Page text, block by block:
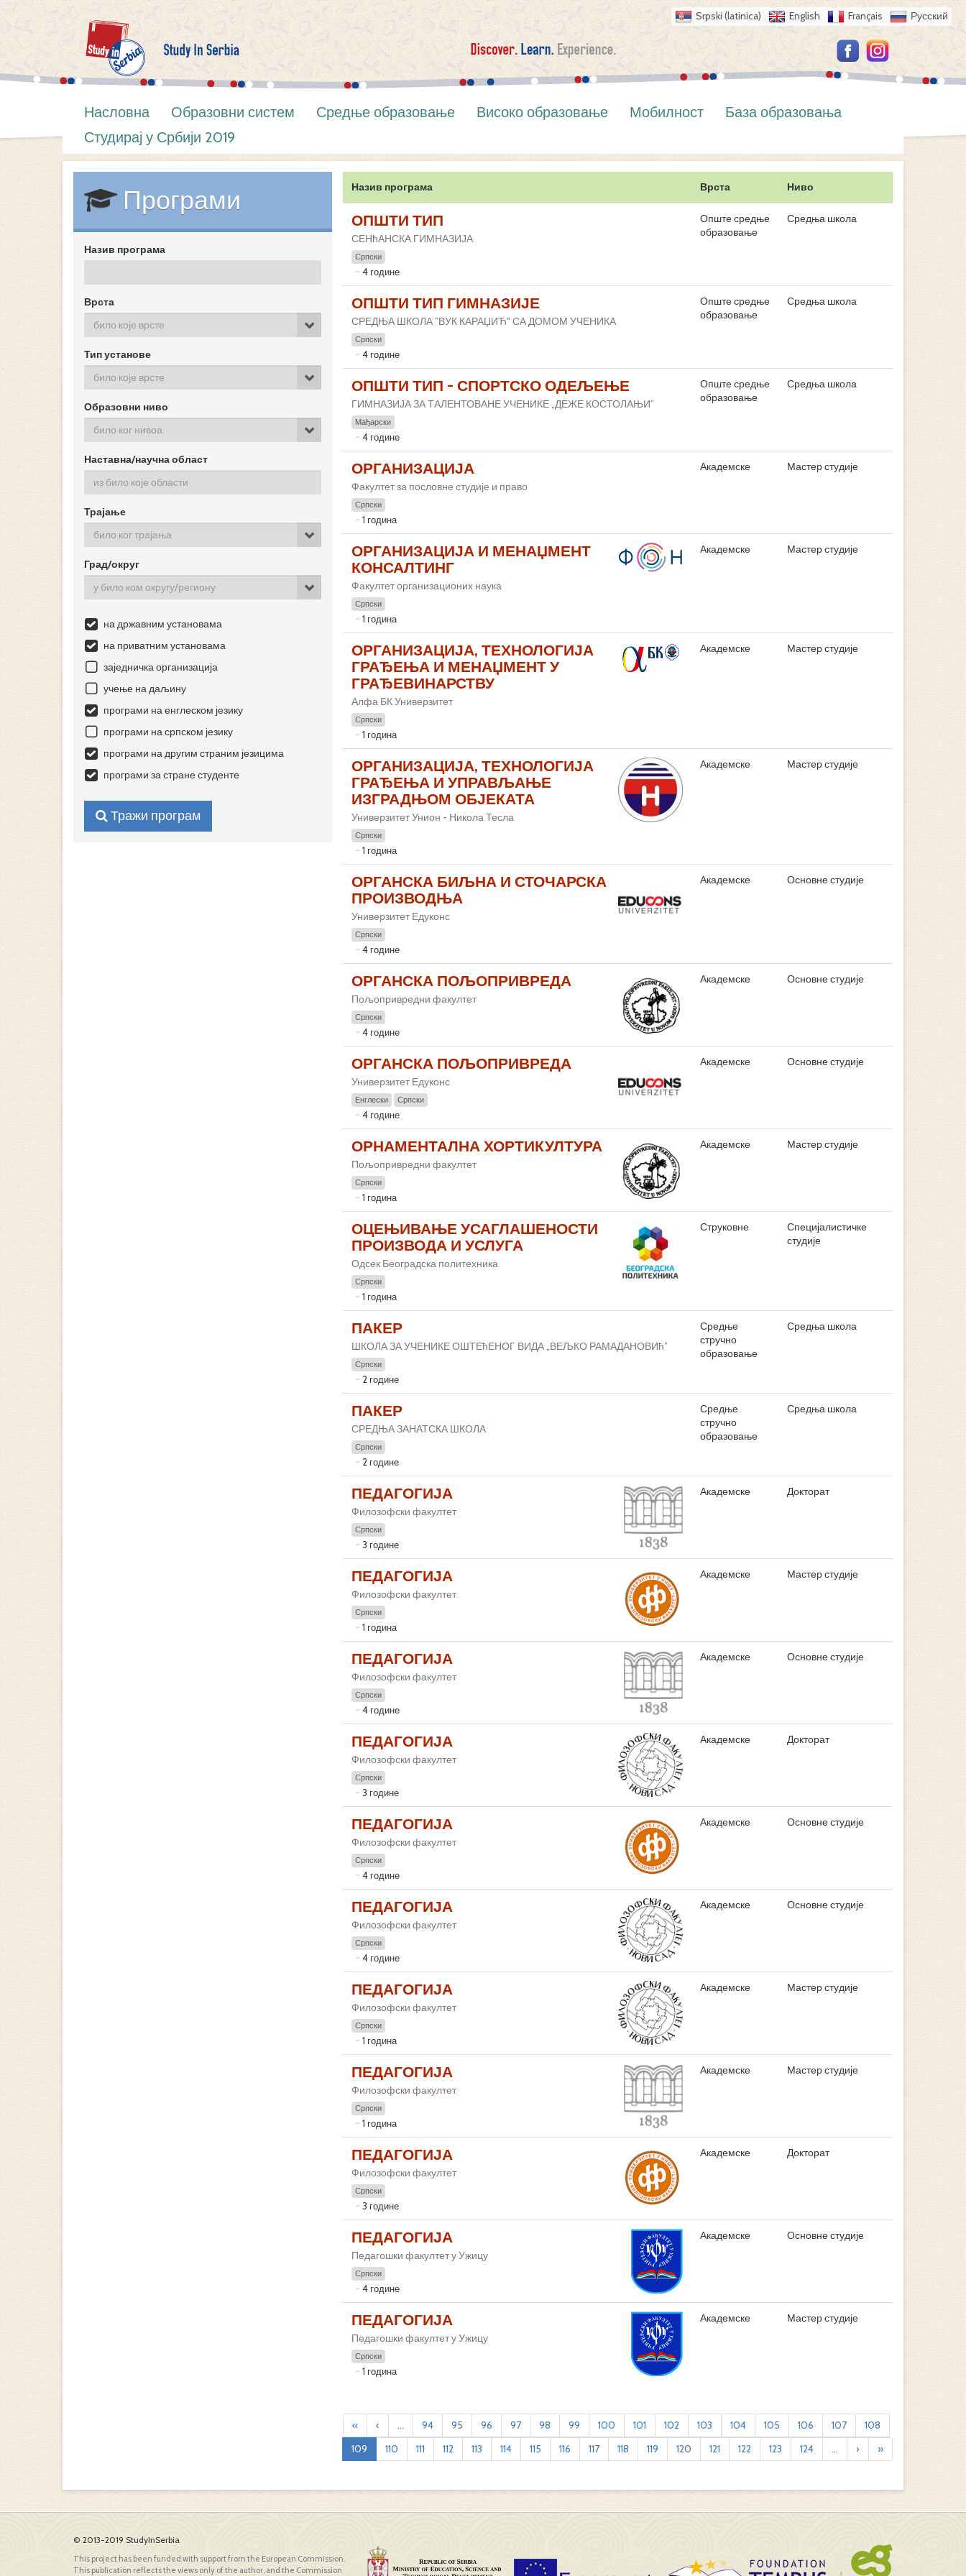
Srpski (latinica) English Français Русский
Насловна Образовни систем Средње образовање Високо образовање Мобилност
База образовања
Студирај у Србији 2019
Програми
Назив програма
Врста
било које врсте
Тип установе
било које врсте
Образовни ниво
било ког нивоа
Наставна/научна област
Трајање
било ког трајања
Град/округ
у било ком округу/региону
на државним установама
на приватним установама
заједничка организација
учење на даљину
програми на енглеском језику
програми на српском језику
програми на другим страним језицима
програми за стране студенте
Тражи програм
Назив програма Врста Ниво
ОПШТИ ТИП
СЕНћАНСКА ГИМНАЗИЈА
Српски
4 године
Опште средње
образовање
Средња школа
ОПШТИ ТИП ГИМНАЗИЈЕ
СРЕДЊА ШКОЛА ”ВУК КАРАЏИЋ" СА ДОМОМ УЧЕНИКА
Српски
4 године
Опште средње
образовање
Средња школа
ОПШТИ ТИП - СПОРТСКО ОДЕЉЕЊЕ
ГИМНАЗИЈА ЗА ТАЛЕНТОВАНЕ УЧЕНИКЕ „ДЕЖЕ КОСТОЛАЊИ”
Мађарски
4 године
Опште средње
образовање
Средња школа
ОРГАНИЗАЦИЈА
Факултет за пословне студије и право
Српски
1 година
Академске Мастер студије
ОРГАНИЗАЦИЈА И МЕНАЏМЕНТ
КОНСАЛТИНГ
Факултет организационих наука
Српски
1 година
Академске Мастер студије
ОРГАНИЗАЦИЈА, ТЕХНОЛОГИЈА
ГРАЂЕЊА И МЕНАЏМЕНТ У
ГРАЂЕВИНАРСТВУ
Алфа БК Универзитет
Српски
1 година
Академске Мастер студије
ОРГАНИЗАЦИЈА, ТЕХНОЛОГИЈА
ГРАЂЕЊА И УПРАВЉАЊЕ
ИЗГРАДЊОМ ОБЈЕКАТА
Универзитет Унион - Никола Тесла
Српски
1 година
Академске Мастер студије
ОРГАНСКА БИЉНА И СТОЧАРСКА
ПРОИЗВОДЊА
Универзитет Едуконс
Српски
4 године
Академске Основне студије
ОРГАНСКА ПОЉОПРИВРЕДА
Пољопривредни факултет
Српски
4 године
Академске Основне студије
ОРГАНСКА ПОЉОПРИВРЕДА
Универзитет Едуконс
Енглески Српски
4 године
Академске Основне студије
ОРНАМЕНТАЛНА ХОРТИКУЛТУРА
Пољопривредни факултет
Српски
1 година
Академске Мастер студије
ОЦЕЊИВАЊЕ УСАГЛАШЕНОСТИ
ПРОИЗВОДА И УСЛУГА
Одсек Београдска политехника
Српски
1 година
Струковне
Специјалистичке
студије
ПАКЕР
ШКОЛА ЗА УЧЕНИКЕ ОШТЕћЕНОГ ВИДА „ВЕЉКО РАМАДАНОВИћ”
Српски
2 године
Средње
стручно
образовање
Средња школа
ПАКЕР
СРЕДЊА ЗАНАТСКА ШКОЛА
Српски
2 године
Средње
стручно
образовање
Средња школа
ПЕДАГОГИЈА
Филозофски факултет
Српски
3 године
Академске Докторат
ПЕДАГОГИЈА
Филозофски факултет
Српски
1 година
Академске Мастер студије
ПЕДАГОГИЈА
Филозофски факултет
Српски
4 године
Академске Основне студије
ПЕДАГОГИЈА
Филозофски факултет
Српски
3 године
Академске Докторат
ПЕДАГОГИЈА
Филозофски факултет
Српски
4 године
Академске Основне студије
ПЕДАГОГИЈА
Филозофски факултет
Српски
4 године
Академске Основне студије
ПЕДАГОГИЈА
Филозофски факултет
Српски
1 година
Академске Мастер студије
ПЕДАГОГИЈА
Филозофски факултет
Српски
1 година
Академске Мастер студије
ПЕДАГОГИЈА
Филозофски факултет
Српски
3 године
Академске Докторат
ПЕДАГОГИЈА
Педагошки факултет у Ужицу
Српски
4 године
Академске Основне студије
ПЕДАГОГИЈА
Педагошки факултет у Ужицу
Српски
1 година
Академске Мастер студије
« ‹ ... 94 95 96 97 98 99 100 101 102 103 104 105 106 107
108
109
110 111 112 113 114 115 116 117 118 119 120 121 122 123 124 ... › »
© 2013-2019 StudyInSerbia
This project has been funded with support from the European Commission.
This publication reflects the views only of the author, and the Commission